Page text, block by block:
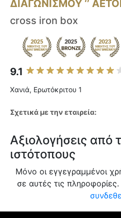
ΔΙΑΓΩΝΙΣΜΟΥ ‘’ ΑΕΤΟΙ
cross iron box
9.1
Χανιά, Ερωτόκριτου 1
Σχετικά με την εταιρεία:
Αξιολογήσεις από
ιστότοπους
Μόνο οι εγγεγραμμένοι
σε αυτές τις πληροφορίες.